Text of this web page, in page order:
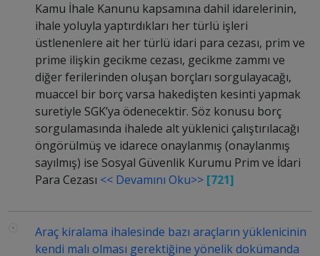
Kamu İhale Kanunu kapsamına dahil idarelerinin,
ihale yoluyla yaptırdıkları her türlü işleri
üstlenenlere ait her türlü idari para cezası, prim ve
prime ilişkin gecikme cezası, gecikme zammı ve
diğer ferilerinden oluşan borçları sorgulayacağı,
muaccel bir borç varsa hakedişten kesinti yapmak
suretiyle SGK’ya ödenecektir. Söz konusu borç
sorgulamasında ihalede alt yüklenici çalıştırılacağı
öngörülmüş ve idarece onaylanmış (onaylanmış
sayılmış) ise Sosyal Güvenlik Kurumu Prim ve İdari
Para Cezası << Devamını Oku>> [721]
Araç kiralama ihalesinde bazı araçların yüklenicinin
kendi malı olması gerektiğine yönelik dokümanda